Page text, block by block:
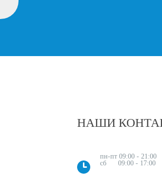
НАШИ
пн-пт 09:00 - 21:00
сб 09:00 - 17:00